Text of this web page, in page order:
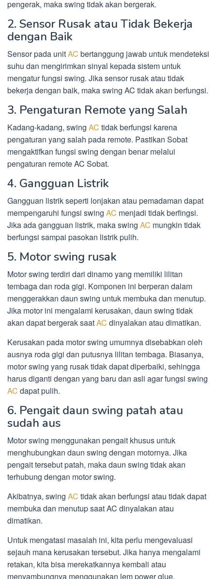
pengerak, maka swing tidak akan bergerak.
2. Sensor Rusak atau Tidak Bekerja
dengan Baik
Sensor pada unitAC bertanggung jawab untuk mendeteksi
suhu dan mengirimkan sinyal kepada sistem untuk
mengatur fungsi swing. Jika sensor rusak atau tidak
bekerja dengan baik, maka swing AC tidak akan berfungsi.
3. Pengaturan Remote yang Salah
Kadang-kadang, swing AC tidak berfungsi karena
pengaturan yang salah pada remote. Pastikan Sobat
mengaktifkan fungsi swing dengan benar melalui
pengaturan remote AC Sobat.
4. Gangguan Listrik
Gangguan listrik seperti lonjakan atau pemadaman dapat
mempengaruhi fungsi swing AC menjadi tidak berfingsi.
Jika ada gangguan listrik, maka swing AC mungkin tidak
berfungsi sampai pasokan listrik pulih.
5. Motor swing rusak
Motor swing terdiri dari dinamo yang memiliki lilitan
tembaga dan roda gigi. Komponen ini berperan dalam
menggerakkan daun swing untuk membuka dan menutup.
Jika motor ini mengalami kerusakan, daun swing tidak
akan dapat bergerak saatAC dinyalakan atau dimatikan.
Kerusakan pada motor swing umumnya disebabkan oleh
ausnya roda gigi dan putusnya lilitan tembaga. Biasanya,
motor swing yang rusak tidak dapat diperbaiki, sehingga
harus diganti dengan yang baru dan asli agar fungsi swing
AC dapat pulih.
6. Pengait daun swing patah atau
sudah aus
Motor swing menggunakan pengait khusus untuk
menghubungkan daun swing dengan motornya. Jika
pengait tersebut patah, maka daun swing tidak akan
terhubung dengan motor swing.
Akibatnya, swing AC tidak akan berfungsi atau tidak dapat
membuka dan menutup saat AC dinyalakan atau
dimatikan.
Untuk mengatasi masalah ini, kita perlu mengevaluasi
sejauh mana kerusakan tersebut. Jika hanya mengalami
retakan, kita bisa merekatkannya kembali atau
menyambungnya menggunakan lem power glue.